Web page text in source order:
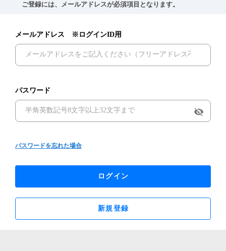
ご登録には、メールアドレスが必須項目となります。
メールアドレス ※ログインID用
パスワード
visibility_off
パスワードを忘れた場合
ログイン
新規登録